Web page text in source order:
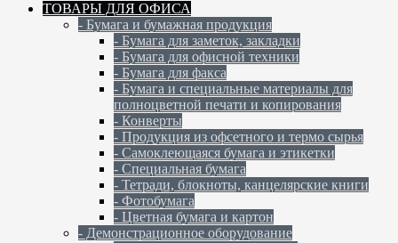
ТОВАРЫ ДЛЯ ОФИСА
- Бумага и бумажная продукция
- Бумага для заметок, закладки
- Бумага для офисной техники
- Бумага для факса
- Бумага и специальные материалы для
полноцветной печати и копирования
- Конверты
- Продукция из офсетного и термо сырья
- Самоклеющаяся бумага и этикетки
- Специальная бумага
- Тетради, блокноты, канцелярские книги
- Фотобумага
- Цветная бумага и картон
- Демонстрационное оборудование